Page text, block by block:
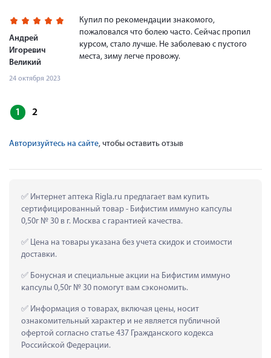
Андрей
Игоревич
Великий
24 октября 2023
Купил по рекомендации знакомого,
пожаловался что болею часто. Сейчас пропил
курсом, стало лучше. Не заболеваю с пустого
места, зиму легче провожу.
1 2
Авторизуйтесь на сайте, чтобы оставить отзыв
Интернет аптека Rigla.ru предлагает вам купить
сертифицированный товар - Бифистим иммуно капсулы
0,50г № 30 в г. Москва с гарантией качества.
Цена на товары указана без учета скидок и стоимости
доставки.
Бонусная и специальные акции на Бифистим иммуно
капсулы 0,50г № 30 помогут вам сэкономить.
Информация о товарах, включая цены, носит
ознакомительный характер и не является публичной
офертой согласно статье 437 Гражданского кодекса
Российской Федерации.